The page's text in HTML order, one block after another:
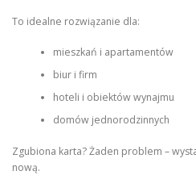
To idealne rozwiązanie dla:
mieszkań i apartamentów
biur i firm
hoteli i obiektów wynajmu
domów jednorodzinnych
Zgubiona karta? Żaden problem –
nową.